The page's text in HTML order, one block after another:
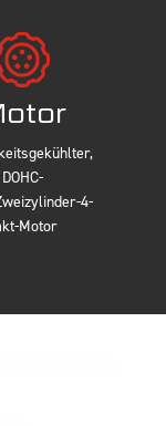
DOHC-
4-
Motor